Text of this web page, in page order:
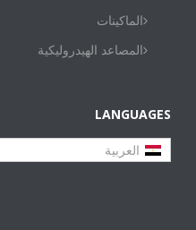
الماكينات
المصاعد الهيدروليكية
LANGUAGES
العربية